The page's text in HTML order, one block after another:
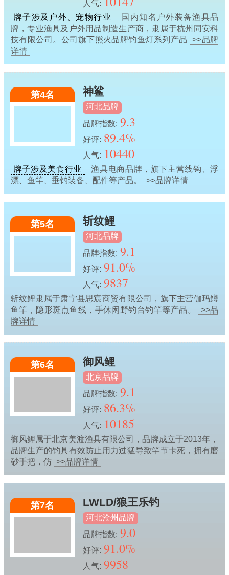
人气:
牌子涉及户外、宠物行业
国内知名户外装备渔具品
牌，专业渔具及户外用品制造生产商，隶属于杭州同安科
技有限公司。公司旗下熊火品牌钓鱼灯系列产品
>>品牌
详情
第4名 神鲨
河北品牌
品牌指数: 9.3
好评: 89.4%
人气: 10440
牌子涉及美食行业
渔具电商品牌，旗下主营线钩、浮
漂、鱼竿、垂钓装备、配件等产品。
>>品牌详情
第5名 斩纹鲤
河北品牌
品牌指数: 9.1
好评: 91.0%
人气: 9837
斩纹鲤隶属于肃宁县思宸商贸有限公司，旗下主营伽玛鳟
鱼竿，隐形斑点鱼线，手休闲野钓台钓竿等产品。
>>品
牌详情
第6名 御风鲤
北京品牌
品牌指数: 9.1
好评: 86.3%
人气: 10185
御风鲤属于北京美渡渔具有限公司，品牌成立于2013年，
品牌生产的钓具有效防止用力过猛导致竿节卡死，拥有磨
砂手把，仿 >>品牌详情
第7名 LWLD/狼王乐钓
河北沧州品牌
品牌指数: 9.0
好评: 91.0%
人气: 9958